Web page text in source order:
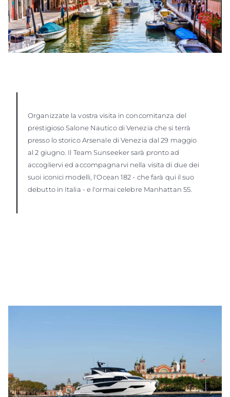
Organizzate la vostra visita in concomitanza del
prestigioso Salone Nautico di Venezia che si terrà
presso lo storico Arsenale di Venezia dal 29 maggio
al 2 giugno. Il Team Sunseeker sarà pronto ad
accogliervi ed accompagnarvi nella visita di due dei
suoi iconici modelli, l'Ocean 182 - che farà qui il suo
debutto in Italia - e l'ormai celebre Manhattan 55.